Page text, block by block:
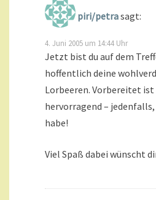
piri/petrasagt:
4. Juni 2005 um 14:44 Uhr
Jetzt bist du auf dem
hoffentlich deine
Lorbeeren. Vorbereitet ist
hervorragend –
habe!
Viel Spaß dabei wünscht